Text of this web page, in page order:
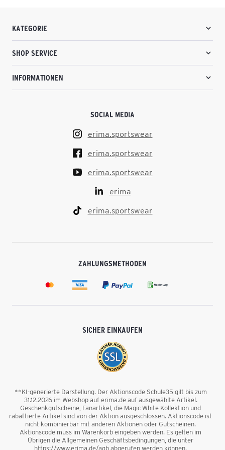
KATEGORIE
SHOP SERVICE
INFORMATIONEN
SOCIAL MEDIA
erima.sportswear
erima.sportswear
erima.sportswear
erima
erima.sportswear
ZAHLUNGSMETHODEN
SICHER EINKAUFEN
**KI-generierte Darstellung. Der Aktionscode Schule35 gilt bis zum
31.12.2026 im Webshop auf erima.de auf ausgewählte Artikel.
Geschenkgutscheine, Fanartikel, die Magic White Kollektion und
rabattierte Artikel sind von der Aktion ausgeschlossen. Aktionscode ist
nicht kombinierbar mit anderen Aktionen oder Gutscheinen.
Aktionscode muss im Warenkorb eingeben werden. Es gelten im
Übrigen die Allgemeinen Geschäftsbedingungen, die unter
https://www.erima.de/agb abgerufen werden können.